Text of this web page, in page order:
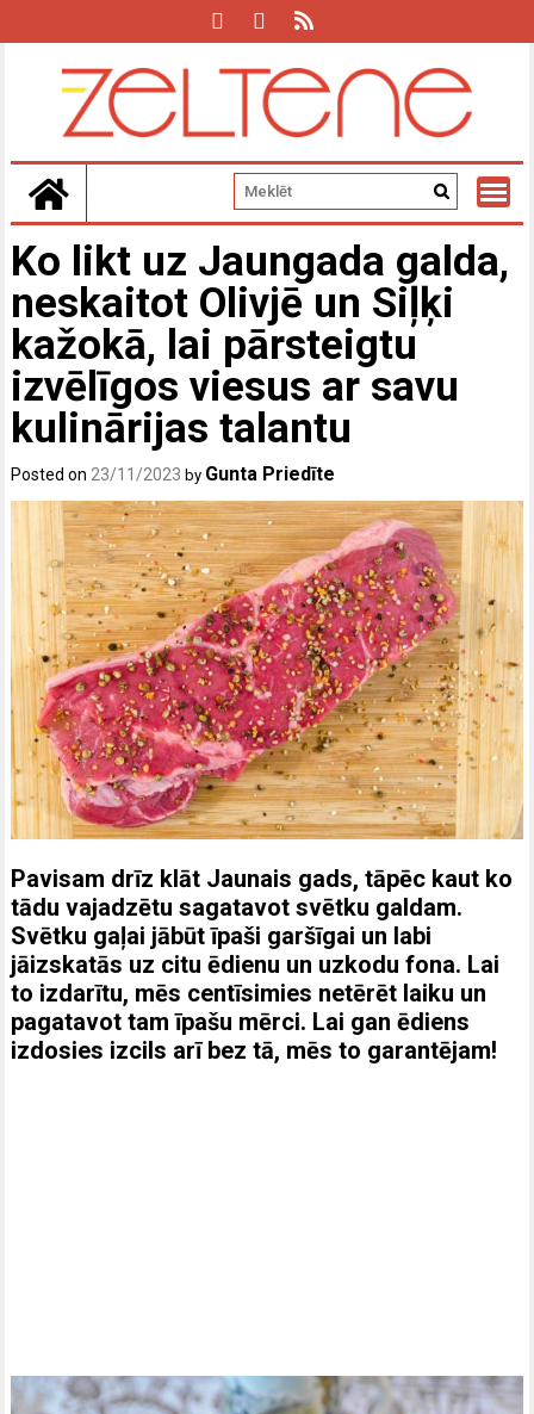
Ko likt uz Jaungada galda,
neskaitot Olivjē un Siļķi
kažokā, lai pārsteigtu
izvēlīgos viesus ar savu
kulinārijas talantu
Posted on 23/11/2023 by Gunta Priedīte
Pavisam drīz klāt Jaunais gads, tāpēc kaut ko
tādu vajadzētu sagatavot svētku galdam.
Svētku gaļai jābūt īpaši garšīgai un labi
jāizskatās uz citu ēdienu un uzkodu fona. Lai
to izdarītu, mēs centīsimies netērēt laiku un
pagatavot tam īpašu mērci. Lai gan ēdiens
izdosies izcils arī bez tā, mēs to garantējam!